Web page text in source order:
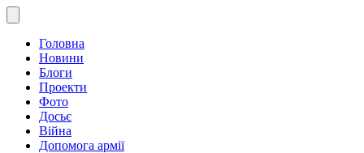
Головна
Новини
Блоги
Проекти
Фото
Досьє
Війна
Допомога армії